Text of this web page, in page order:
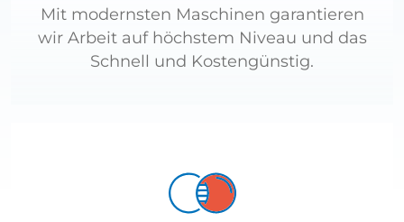
Mit modernsten Maschinen garantieren
wir Arbeit auf höchstem Niveau und das
Schnell und Kostengünstig.